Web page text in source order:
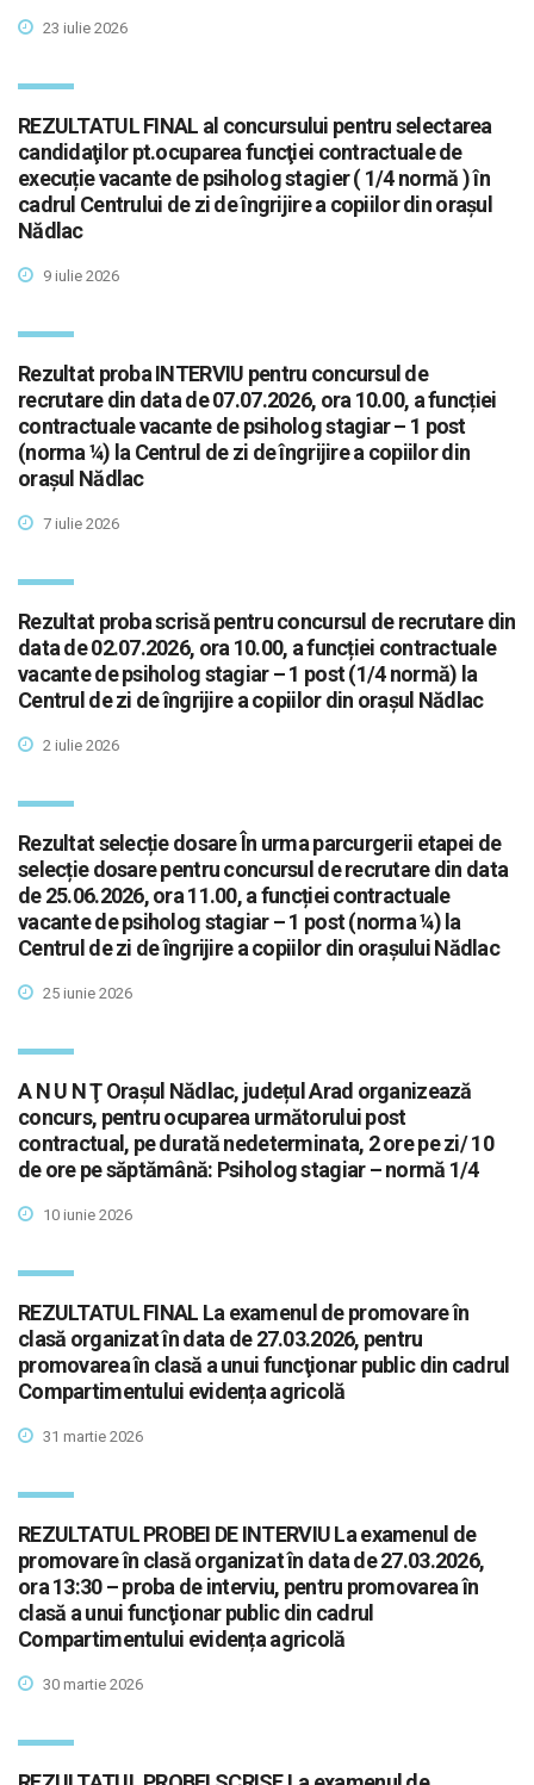
23 iulie 2026
REZULTATUL FINAL al concursului pentru selectarea
candidaţilor pt.ocuparea funcţiei contractuale de
execuție vacante de psiholog stagier ( 1/4 normă ) în
cadrul Centrului de zi de îngrijire a copiilor din orașul
Nădlac
9 iulie 2026
Rezultat proba INTERVIU pentru concursul de
recrutare din data de 07.07.2026, ora 10.00, a funcției
contractuale vacante de psiholog stagiar – 1 post
(norma ¼) la Centrul de zi de îngrijire a copiilor din
orașul Nădlac
7 iulie 2026
Rezultat proba scrisă pentru concursul de recrutare din
data de 02.07.2026, ora 10.00, a funcției contractuale
vacante de psiholog stagiar – 1 post (1/4 normă) la
Centrul de zi de îngrijire a copiilor din orașul Nădlac
2 iulie 2026
Rezultat selecție dosare În urma parcurgerii etapei de
selecție dosare pentru concursul de recrutare din data
de 25.06.2026, ora 11.00, a funcției contractuale
vacante de psiholog stagiar – 1 post (norma ¼) la
Centrul de zi de îngrijire a copiilor din orașului Nădlac
25 iunie 2026
A N U N Ţ Orașul Nădlac, județul Arad organizează
concurs, pentru ocuparea următorului post
contractual, pe durată nedeterminata, 2 ore pe zi/ 10
de ore pe săptămână: Psiholog stagiar – normă 1/4
10 iunie 2026
REZULTATUL FINAL La examenul de promovare în
clasă organizat în data de 27.03.2026, pentru
promovarea în clasă a unui funcţionar public din cadrul
Compartimentului evidența agricolă
31 martie 2026
REZULTATUL PROBEI DE INTERVIU La examenul de
promovare în clasă organizat în data de 27.03.2026,
ora 13:30 – proba de interviu, pentru promovarea în
clasă a unui funcţionar public din cadrul
Compartimentului evidența agricolă
30 martie 2026